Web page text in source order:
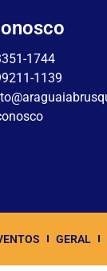
1744
1139
GERAL